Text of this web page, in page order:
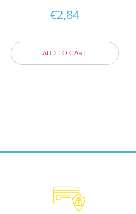
€2,84
ADD TO CART